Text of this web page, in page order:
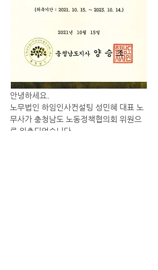
안녕하세요.
노무법인 하임인사컨설팅 성민혜 대표 노
무사가 충청남도 노동정책협의회 위원으
로 위촉되었습니다.